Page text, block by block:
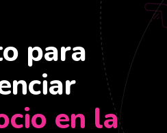
para
en la